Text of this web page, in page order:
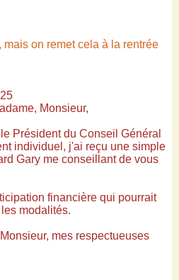
on remet cela à la rentrée
Monsieur,
Président du Conseil Général
individuel, j'ai reçu une simple
Gary me conseillant de vous
financière qui pourrait
modalités.
mes respectueuses